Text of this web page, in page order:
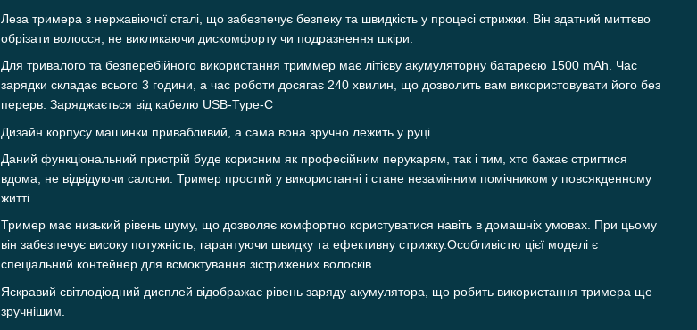
Леза тримера з нержавіючої сталі, що забезпечує безпеку та швидкість у процесі стрижки. Він здатний миттєво
обрізати волосся, не викликаючи дискомфорту чи подразнення шкіри.
Для тривалого та безперебійного використання триммер має літієву акумуляторну батареєю 1500 mAh. Час
зарядки складає всього 3 години, а час роботи досягає 240 хвилин, що дозволить вам використовувати його без
перерв. Заряджається від кабелю USB-Type-C
Дизайн корпусу машинки привабливий, а сама вона зручно лежить у руці.
Даний функціональний пристрій буде корисним як професійним перукарям, так і тим, хто бажає стригтися
вдома, не відвідуючи салони. Тример простий у використанні і стане незамінним помічником у повсякденному
житті
Тример має низький рівень шуму, що дозволяє комфортно користуватися навіть в домашніх умовах. При цьому
він забезпечує високу потужність, гарантуючи швидку та ефективну стрижку.Особливістю цієї моделі є
спеціальний контейнер для всмоктування зістрижених волосків.
Яскравий світлодіодний дисплей відображає рівень заряду акумулятора, що робить використання тримера ще
зручнішим.